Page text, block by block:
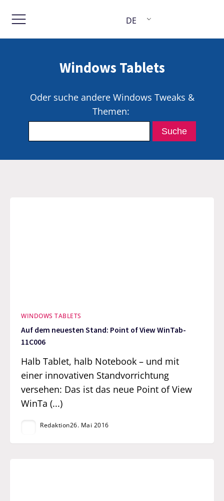
DE
Windows Tablets
Oder suche andere Windows Tweaks &
Themen:
WINDOWS TABLETS
Auf dem neuesten Stand: Point of View WinTab-
11C006
Halb Tablet, halb Notebook – und mit
einer innovativen Standvorrichtung
versehen: Das ist das neue Point of View
WinTa (...)
Redaktion26. Mai 2016